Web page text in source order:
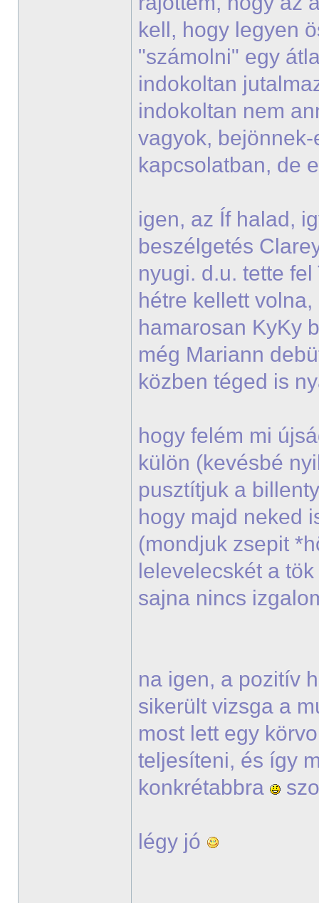
kell, hogy legyen
"számolni" egy
indokoltan
indokoltan nem
vagyok,
kapcsolatban, de
igen, az Íf halad,
beszélgetés
nyugi. d.u. tette
hétre kellett
hamarosan KyKy
még Mariann
közben téged is
hogy felém mi
külön (kevésbé
pusztítjuk a
hogy majd neked
(mondjuk zsepit
lelevelecskét a
sajna nincs
na igen, a pozitív
sikerült vizsga a
most lett egy
teljesíteni, és így
konkrétabbra
légy jó